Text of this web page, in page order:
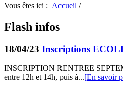
Vous êtes ici : Accueil /
Flash infos
18/04/23 Inscriptions
INSCRIPTION RENTREE
entre 12h et 14h, puis à...[En savoir